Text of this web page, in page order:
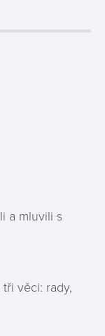
a mluvili s
věci: rady,